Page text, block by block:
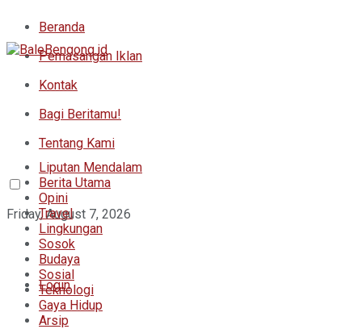
Beranda
Pemasangan Iklan
Kontak
Bagi Beritamu!
Tentang Kami
Friday, August 7, 2026
Login
Liputan Mendalam
Berita Utama
Opini
Travel
Lingkungan
Sosok
Budaya
Sosial
Teknologi
Gaya Hidup
Arsip